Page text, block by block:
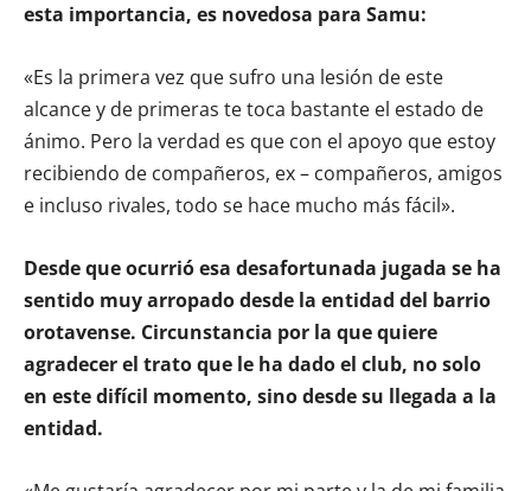
esta importancia, es novedosa para Samu:
«Es la primera vez que sufro una lesión de este
alcance y de primeras te toca bastante el estado de
ánimo. Pero la verdad es que con el apoyo que estoy
recibiendo de compañeros, ex – compañeros, amigos
e incluso rivales, todo se hace mucho más fácil».
Desde que ocurrió esa desafortunada jugada se ha
sentido muy arropado desde la entidad del barrio
orotavense. Circunstancia por la que quiere
agradecer el trato que le ha dado el club, no solo
en este difícil momento, sino desde su llegada a la
entidad.